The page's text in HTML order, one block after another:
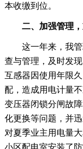
本收缴到位。
二、加强管理，
这一年来，我管
查与管理，及时发
互感器因使用年限
配，造成用电计量
变压器闭锁分闸故
化更换等问题，并
对夏季业主用电量
小区配电室安装了